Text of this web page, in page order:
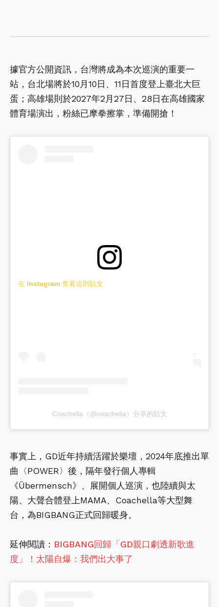
據官方公開資訊，台灣將成為本次巡演的重要一
站，台北場將於10月10日、11日首度登上臺北大巨
蛋；高雄場則於2027年2月27日、28日在高雄國家
體育場演出，粉絲已摩拳擦掌，準備開搶！
在 Instagram 查看這則貼文
Coachella（@coachella）分享的貼文
事實上，GD近年持續活躍於樂壇，2024年底推出單
曲〈POWER〉後，隔年發行個人專輯
《Übermensch》、展開個人巡演，也陸續與太
陽、大聲合體登上MAMA、Coachella等大型舞
台，為BIGBANG正式回歸暖身。
延伸閱讀： BIGBANG回歸「GD親口劇透新歌進
度」！太陽自爆：我們出大事了